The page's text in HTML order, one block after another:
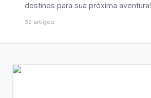
destinos para sua próxima aventura!
32 artigos